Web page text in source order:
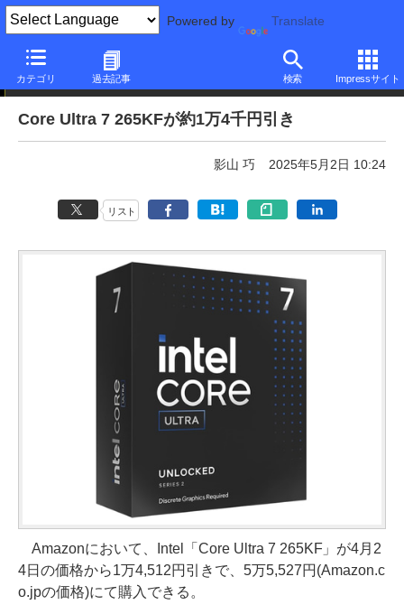
Powered by Translate
カテゴリ 過去記事 検索 Impressサイト
本日みつけたお買い得品
Core Ultra 7 265KFが約1万4千円引き
影山 巧 2025年5月2日 10:24
リスト
Amazonにおいて、Intel「Core Ultra 7 265KF」が4月2
4日の価格から1万4,512円引きで、5万5,527円(Amazon.c
o.jpの価格)にて購入できる。